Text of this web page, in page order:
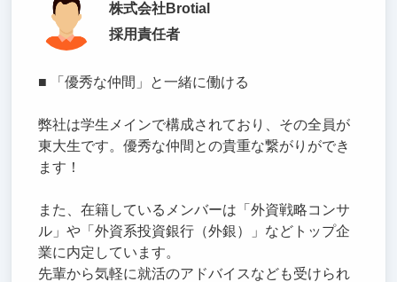
株式会社Brotial
採用責任者
■ 「優秀な仲間」と一緒に働ける
弊社は学生メインで構成されており、その全員が
東大生です。優秀な仲間との貴重な繋がりができ
ます！
また、在籍しているメンバーは「外資戦略コンサ
ル」や「外資系投資銀行（外銀）」などトップ企
業に内定しています。
先輩から気軽に就活のアドバイスなども受けられ